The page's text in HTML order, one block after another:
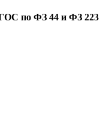
по ФЗ 44 и ФЗ 223